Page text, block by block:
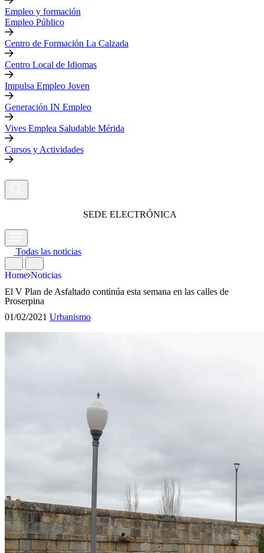
Empleo y formación
Empleo Público
Centro de Formación La Calzada
Centro Local de Idiomas
Impulsa Empleo Joven
Generación IN Empleo
Vives Emplea Saludable Mérida
Cursos y Actividades
SEDE ELECTRÓNICA
Todas las noticias
Home Noticias
El V Plan de Asfaltado continúa esta semana en las calles de
Proserpina
01/02/2021 Urbanismo